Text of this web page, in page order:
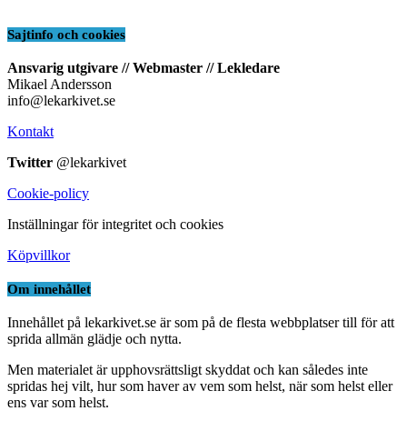
Sajtinfo och cookies
Ansvarig utgivare // Webmaster // Lekledare
Mikael Andersson
info@lekarkivet.se
Kontakt
Twitter @lekarkivet
Cookie-policy
Inställningar för integritet och cookies
Köpvillkor
Om innehållet
Innehållet på lekarkivet.se är som på de flesta webbplatser till för att
sprida allmän glädje och nytta.
Men materialet är upphovsrättsligt skyddat och kan således inte
spridas hej vilt, hur som haver av vem som helst, när som helst eller
ens var som helst.